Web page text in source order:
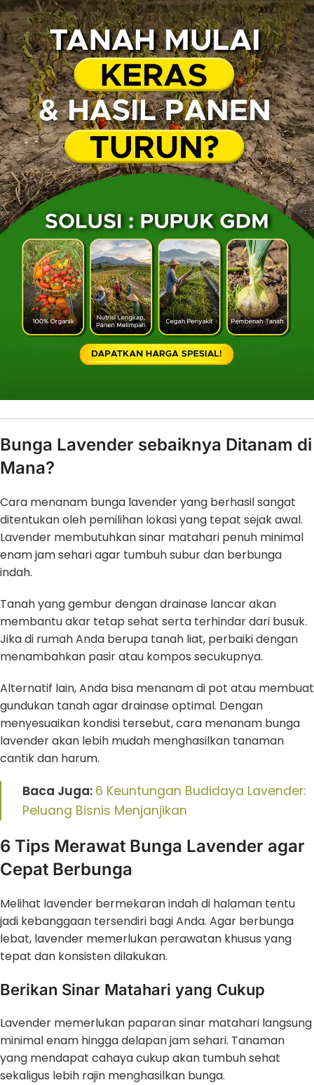
Bunga Lavender sebaiknya Ditanam di
Mana?
Cara menanam bunga lavender yang berhasil sangat
ditentukan oleh pemilihan lokasi yang tepat sejak awal.
Lavender membutuhkan sinar matahari penuh minimal
enam jam sehari agar tumbuh subur dan berbunga
indah.
Tanah yang gembur dengan drainase lancar akan
membantu akar tetap sehat serta terhindar dari busuk.
Jika di rumah Anda berupa tanah liat, perbaiki dengan
menambahkan pasir atau kompos secukupnya.
Alternatif lain, Anda bisa menanam di pot atau membuat
gundukan tanah agar drainase optimal. Dengan
menyesuaikan kondisi tersebut, cara menanam bunga
lavender akan lebih mudah menghasilkan tanaman
cantik dan harum.
Baca Juga: 6 Keuntungan Budidaya Lavender:
Peluang Bisnis Menjanjikan
6 Tips Merawat Bunga Lavender agar
Cepat Berbunga
Melihat lavender bermekaran indah di halaman tentu
jadi kebanggaan tersendiri bagi Anda. Agar berbunga
lebat, lavender memerlukan perawatan khusus yang
tepat dan konsisten dilakukan.
Berikan Sinar Matahari yang Cukup
Lavender memerlukan paparan sinar matahari langsung
minimal enam hingga delapan jam sehari. Tanaman
yang mendapat cahaya cukup akan tumbuh sehat
sekaligus lebih rajin menghasilkan bunga.